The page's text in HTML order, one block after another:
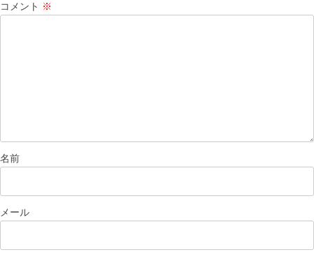
ン
コメント ※
名前
メール